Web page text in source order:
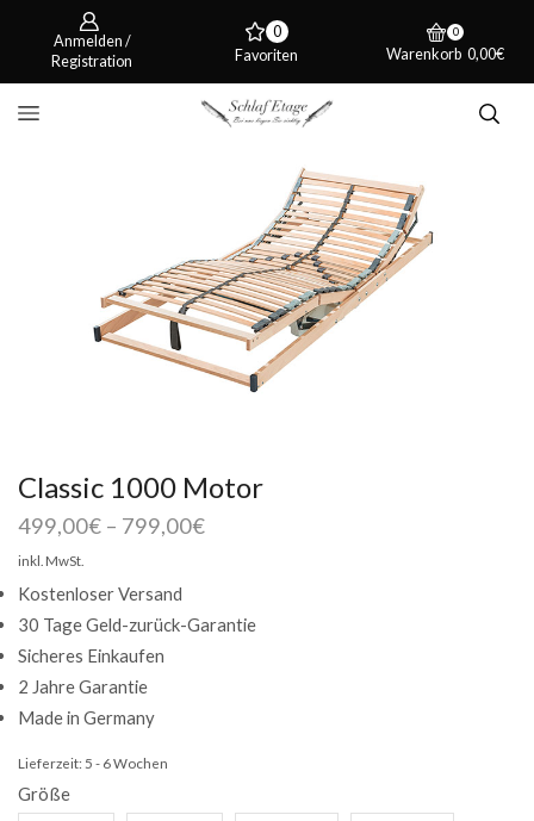
Anmelden /
Registration
0
Favoriten
0
Warenkorb 0,00€
Classic 1000 Motor
499,00€ – 799,00€
inkl. MwSt.
Kostenloser Versand
30 Tage Geld-zurück-Garantie
Sicheres Einkaufen
2 Jahre Garantie
Made in Germany
Lieferzeit: 5 - 6 Wochen
Größe